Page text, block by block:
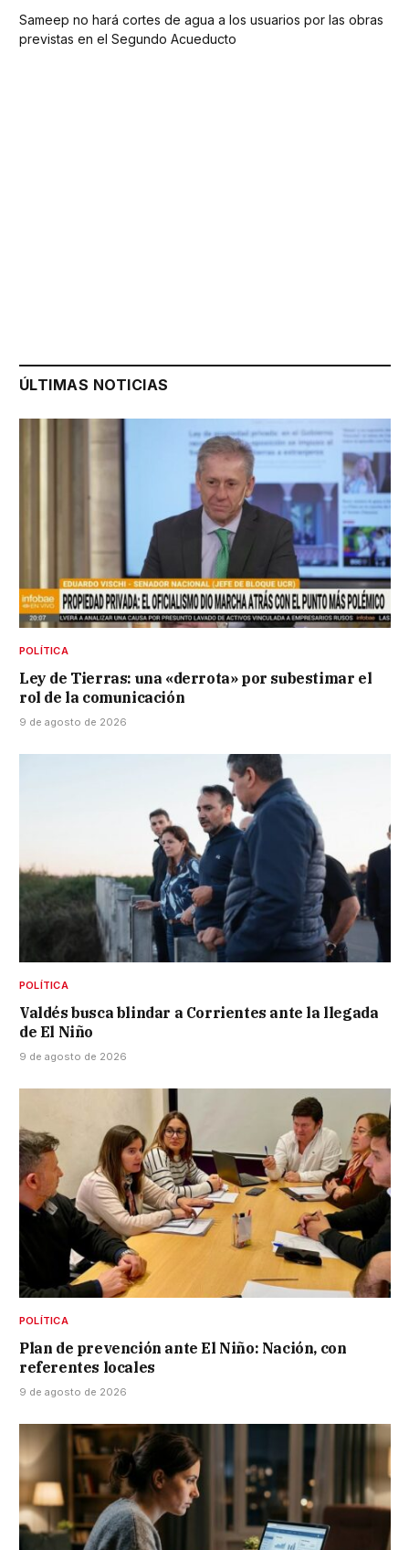
Sameep no hará cortes de agua a los usuarios por las obras
previstas en el Segundo Acueducto
ÚLTIMAS NOTICIAS
POLÍTICA
Ley de Tierras: una «derrota» por subestimar el
rol de la comunicación
9 de agosto de 2026
POLÍTICA
Valdés busca blindar a Corrientes ante la llegada
de El Niño
9 de agosto de 2026
POLÍTICA
Plan de prevención ante El Niño: Nación, con
referentes locales
9 de agosto de 2026